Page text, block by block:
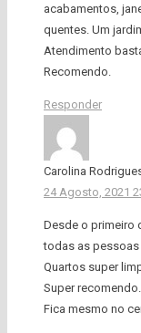
acabamentos,
quentes. Um
Atendimento
Recomendo.
Responder
Carolina
24 Agosto, 2021
Desde o primeiro
todas as pessoas
Quartos super
Super recomendo.
Fica mesmo no